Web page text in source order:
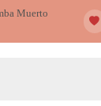
Muerto